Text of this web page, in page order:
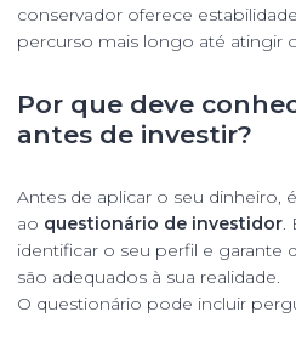
conservador oferece
percurso mais longo até atingir
Por que deve
antes de investir?
Antes de aplicar o seu dinheiro,
ao questionário de investidor
identificar o seu perfil e garante
são adequados à sua realidade.
O questionário pode incluir